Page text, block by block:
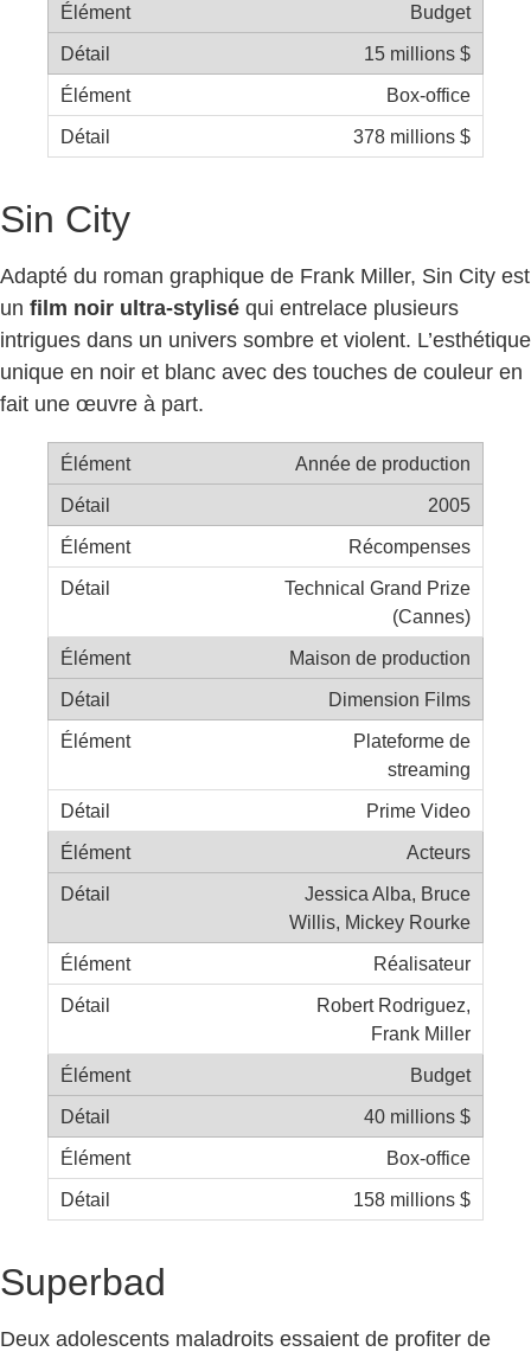
Budget
15 millions $
Box-office
378 millions $
Sin City
Adapté du roman graphique de Frank Miller, Sin City est
un film noir ultra-stylisé qui entrelace plusieurs
intrigues dans un univers sombre et violent. L’esthétique
unique en noir et blanc avec des touches de couleur en
fait une œuvre à part.
Année de production
2005
Récompenses
Technical Grand Prize
(Cannes)
Maison de production
Dimension Films
Plateforme de
streaming
Prime Video
Acteurs
Jessica Alba, Bruce
Willis, Mickey Rourke
Réalisateur
Robert Rodriguez,
Frank Miller
Budget
40 millions $
Box-office
158 millions $
Superbad
Deux adolescents maladroits essaient de profiter de